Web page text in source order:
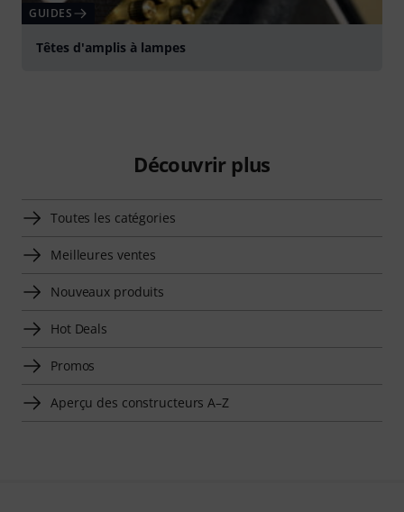
GUIDES
Têtes d'amplis à lampes
Découvrir plus
Toutes les catégories
Meilleures ventes
Nouveaux produits
Hot Deals
Promos
Aperçu des constructeurs A–Z